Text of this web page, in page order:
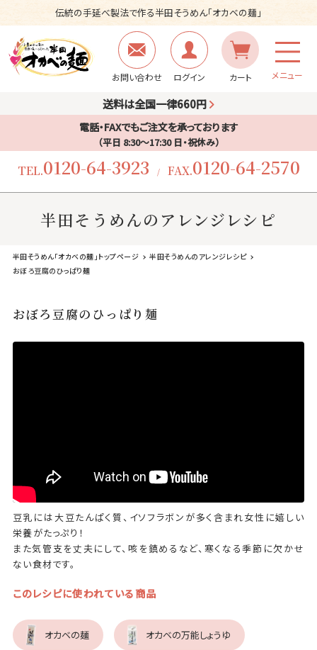
伝統の手延べ製法で作る半田そうめん「オカベの麺」
お問い合わせ ログイン カート メニュー
送料は全国一律660円
電話・FAXでもご注文を承っております
（平日 8:30〜17:30 日・祝休み）
TEL.0120-64-3923 / FAX.0120-64-2570
半田そうめんのアレンジレシピ
半田そうめん「オカベの麺」トップページ
半田そうめんのアレンジレシピ
おぼろ豆腐のひっぱり麺
おぼろ豆腐のひっぱり麺
豆乳には大豆たんぱく質、イソフラボンが多く含まれ女性に嬉しい
栄養がたっぷり！
また気管支を丈夫にして、咳を鎮めるなど、寒くなる季節に欠かせ
ない食材です。
このレシピに使われている商品
オカベの麺 オカベの万能しょうゆ